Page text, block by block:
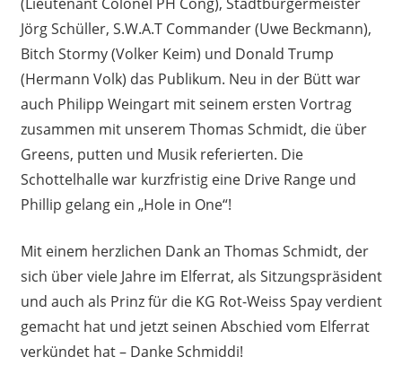
Jörg Schüller, S.W.A.T Commander (Uwe Beckmann),
Bitch Stormy (Volker Keim) und Donald Trump
(Hermann Volk) das Publikum. Neu in der Bütt war
auch Philipp Weingart mit seinem ersten Vortrag
zusammen mit unserem Thomas Schmidt, die über
Greens, putten und Musik referierten. Die
Schottelhalle war kurzfristig eine Drive Range und
Phillip gelang ein „Hole in One“!
Mit einem herzlichen Dank an Thomas Schmidt, der
sich über viele Jahre im Elferrat, als Sitzungspräsident
und auch als Prinz für die KG Rot-Weiss Spay verdient
gemacht hat und jetzt seinen Abschied vom Elferrat
verkündet hat – Danke Schmiddi!